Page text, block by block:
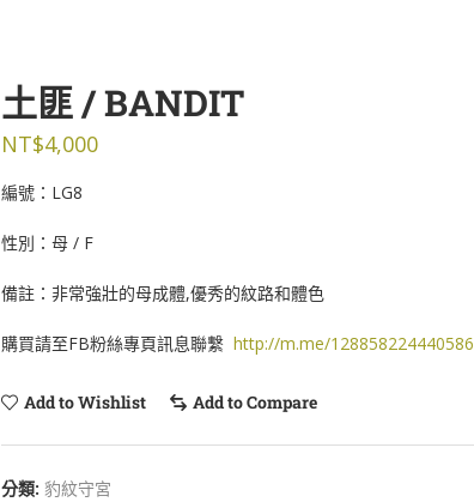
土匪 / BANDIT
NT$4,000
編號：LG8
性別：母 / F
備註：非常強壯的母成體,優秀的紋路和體色
購買請至FB粉絲專頁訊息聯繫 http://m.me/128858224440586
Add to Wishlist Add to Compare
分類: 豹紋守宮